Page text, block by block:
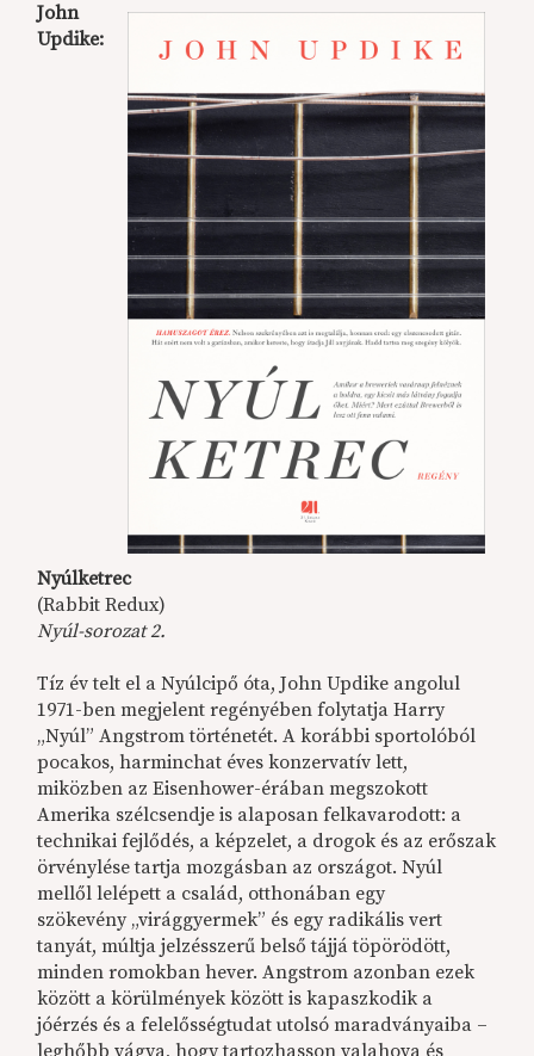
John
Updike:
Nyúlketrec
(Rabbit Redux)
Nyúl-sorozat 2.
Tíz év telt el a Nyúlcipő óta, John Updike angolul
1971-ben megjelent regényében folytatja Harry
„Nyúl” Angstrom történetét. A korábbi sportolóból
pocakos, harminchat éves konzervatív lett,
miközben az Eisenhower-érában megszokott
Amerika szélcsendje is alaposan felkavarodott: a
technikai fejlődés, a képzelet, a drogok és az erőszak
örvénylése tartja mozgásban az országot. Nyúl
mellől lelépett a család, otthonában egy
szökevény „virággyermek” és egy radikális vert
tanyát, múltja jelzésszerű belső tájjá töpörödött,
minden romokban hever. Angstrom azonban ezek
között a körülmények között is kapaszkodik a
jóérzés és a felelősségtudat utolsó maradványaiba –
leghőbb vágya, hogy tartozhasson valahova és